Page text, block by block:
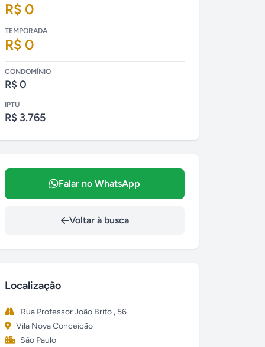
R$ 0
TEMPORADA
R$ 0
CONDOMÍNIO
R$ 0
IPTU
R$ 3.765
Falar no WhatsApp
Voltar à busca
Localização
Rua Professor João Brito , 56
Vila Nova Conceição
São Paulo